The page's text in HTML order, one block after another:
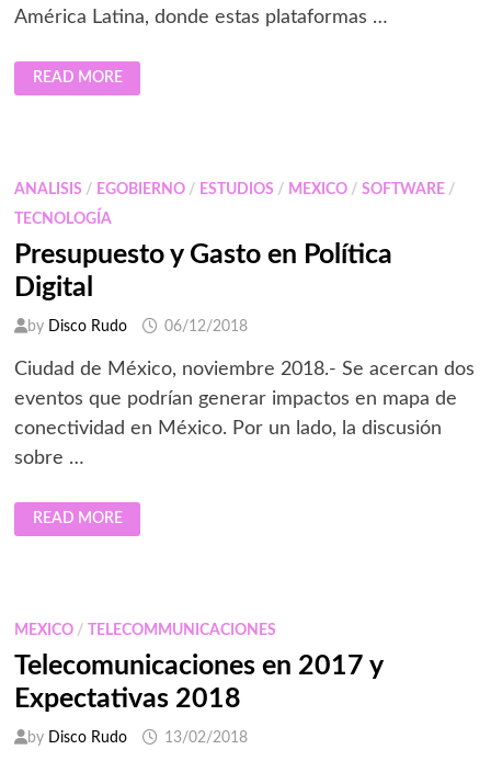
América Latina, donde estas plataformas …
EL
IMPACTO
DE
CULTURA
LA
¿UN
DE
DOBLE
READ MORE
ANALISIS / EGOBIERNO/ ESTUDIOS / MEXICO/ SOFTWARE/
TECNOLOGÍA
Presupuesto y Gasto en Política
Digital
by Disco Rudo 06/12/2018
Ciudad de México, noviembre 2018.- Se acercan dos
eventos que podrían generar impactos en mapa de
conectividad en México. Por un lado, la discusión
sobre …
PRESUPUESTO
Y
GASTO
READ MORE
MEXICO/ TELECOMMUNICACIONES
Telecomunicaciones en 2017 y
Expectativas 2018
by Disco Rudo 13/02/2018